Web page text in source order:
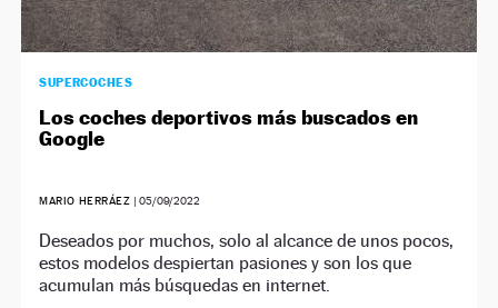
SUPERCOCHES
Los coches deportivos más buscados en
Google
MARIO HERRÁEZ | 05/09/2022
Deseados por muchos, solo al alcance de unos pocos,
estos modelos despiertan pasiones y son los que
acumulan más búsquedas en internet.